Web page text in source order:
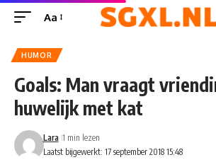
Aa
HUMOR
Goals: Man vraagt
huwelijk met kat
Laatst bijgewerkt: 17 september 2018 15:48
Lara 1 min lezen